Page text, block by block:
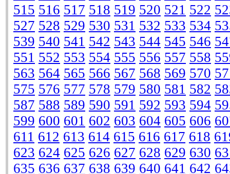
515 516 517 518 519 520 521 522
527 528 529 530 531 532 533 534
539 540 541 542 543 544 545 546
551 552 553 554 555 556 557 558
563 564 565 566 567 568 569 570
575 576 577 578 579 580 581 582
587 588 589 590 591 592 593 594
599 600 601 602 603 604 605 606
611 612 613 614 615 616 617 618
623 624 625 626 627 628 629 630
635 636 637 638 639 640 641 642